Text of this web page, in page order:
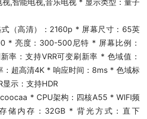
,智能电视,音乐电视 * 显示类型：量子
（高清）：2160p * 屏幕尺寸：65英
* 亮度：300-500尼特 * 屏幕比例：
率：支持VRR可变刷新率 * 色域值：
：超高清4K * 响应时间：8ms * 色域标
示：支持HDR
* CPU架构：四核A55 * WIFI频
储内存：32GB * 背光方式：直下